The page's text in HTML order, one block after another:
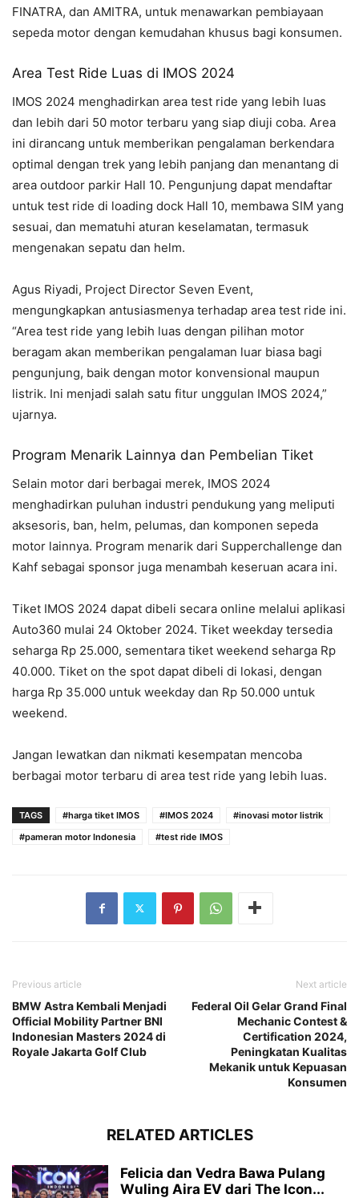
FINATRA, dan AMITRA, untuk menawarkan pembiayaan
sepeda motor dengan kemudahan khusus bagi konsumen.
Area Test Ride Luas di IMOS 2024
IMOS 2024 menghadirkan area test ride yang lebih luas
dan lebih dari 50 motor terbaru yang siap diuji coba. Area
ini dirancang untuk memberikan pengalaman berkendara
optimal dengan trek yang lebih panjang dan menantang di
area outdoor parkir Hall 10. Pengunjung dapat mendaftar
untuk test ride di loading dock Hall 10, membawa SIM yang
sesuai, dan mematuhi aturan keselamatan, termasuk
mengenakan sepatu dan helm.
Agus Riyadi, Project Director Seven Event,
mengungkapkan antusiasmenya terhadap area test ride ini.
“Area test ride yang lebih luas dengan pilihan motor
beragam akan memberikan pengalaman luar biasa bagi
pengunjung, baik dengan motor konvensional maupun
listrik. Ini menjadi salah satu fitur unggulan IMOS 2024,”
ujarnya.
Program Menarik Lainnya dan Pembelian Tiket
Selain motor dari berbagai merek, IMOS 2024
menghadirkan puluhan industri pendukung yang meliputi
aksesoris, ban, helm, pelumas, dan komponen sepeda
motor lainnya. Program menarik dari Supperchallenge dan
Kahf sebagai sponsor juga menambah keseruan acara ini.
Tiket IMOS 2024 dapat dibeli secara online melalui aplikasi
Auto360 mulai 24 Oktober 2024. Tiket weekday tersedia
seharga Rp 25.000, sementara tiket weekend seharga Rp
40.000. Tiket on the spot dapat dibeli di lokasi, dengan
harga Rp 35.000 untuk weekday dan Rp 50.000 untuk
weekend.
Jangan lewatkan dan nikmati kesempatan mencoba
berbagai motor terbaru di area test ride yang lebih luas.
TAGS #harga tiket IMOS #IMOS 2024
#inovasi motor listrik
#pameran motor Indonesia
#test ride IMOS
Previous article
BMW Astra Kembali Menjadi
Official Mobility Partner BNI
Indonesian Masters 2024 di
Royale Jakarta Golf Club
Next article
Federal Oil Gelar Grand Final
Mechanic Contest &
Certification 2024,
Peningkatan Kualitas
Mekanik untuk Kepuasan
Konsumen
RELATED ARTICLES
Felicia dan Vedra Bawa Pulang
Wuling Aira EV dari The Icon...